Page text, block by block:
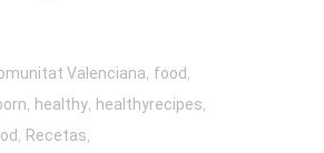
Valenciana, food,
, healthy, healthyrecipes,
, Recetas,